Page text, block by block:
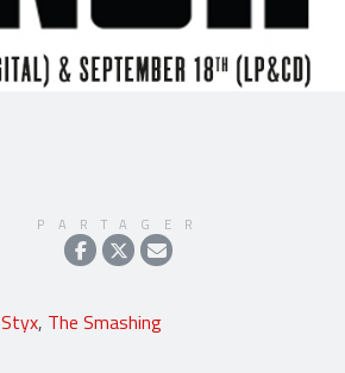
PARTAGER
Styx, The Smashing